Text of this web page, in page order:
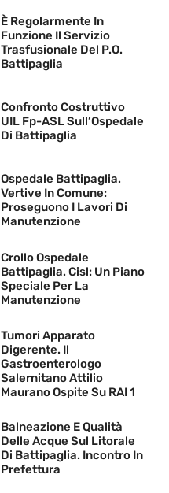
È Regolarmente In
Funzione Il Servizio
Trasfusionale Del P.O.
Battipaglia
Confronto Costruttivo
UIL Fp-ASL Sull’Ospedale
Di Battipaglia
Ospedale Battipaglia.
Vertive In Comune:
Proseguono I Lavori Di
Manutenzione
Crollo Ospedale
Battipaglia. Cisl: Un Piano
Speciale Per La
Manutenzione
Tumori Apparato
Digerente. Il
Gastroenterologo
Salernitano Attilio
Maurano Ospite Su RAI 1
Balneazione E Qualità
Delle Acque Sul Litorale
Di Battipaglia. Incontro In
Prefettura